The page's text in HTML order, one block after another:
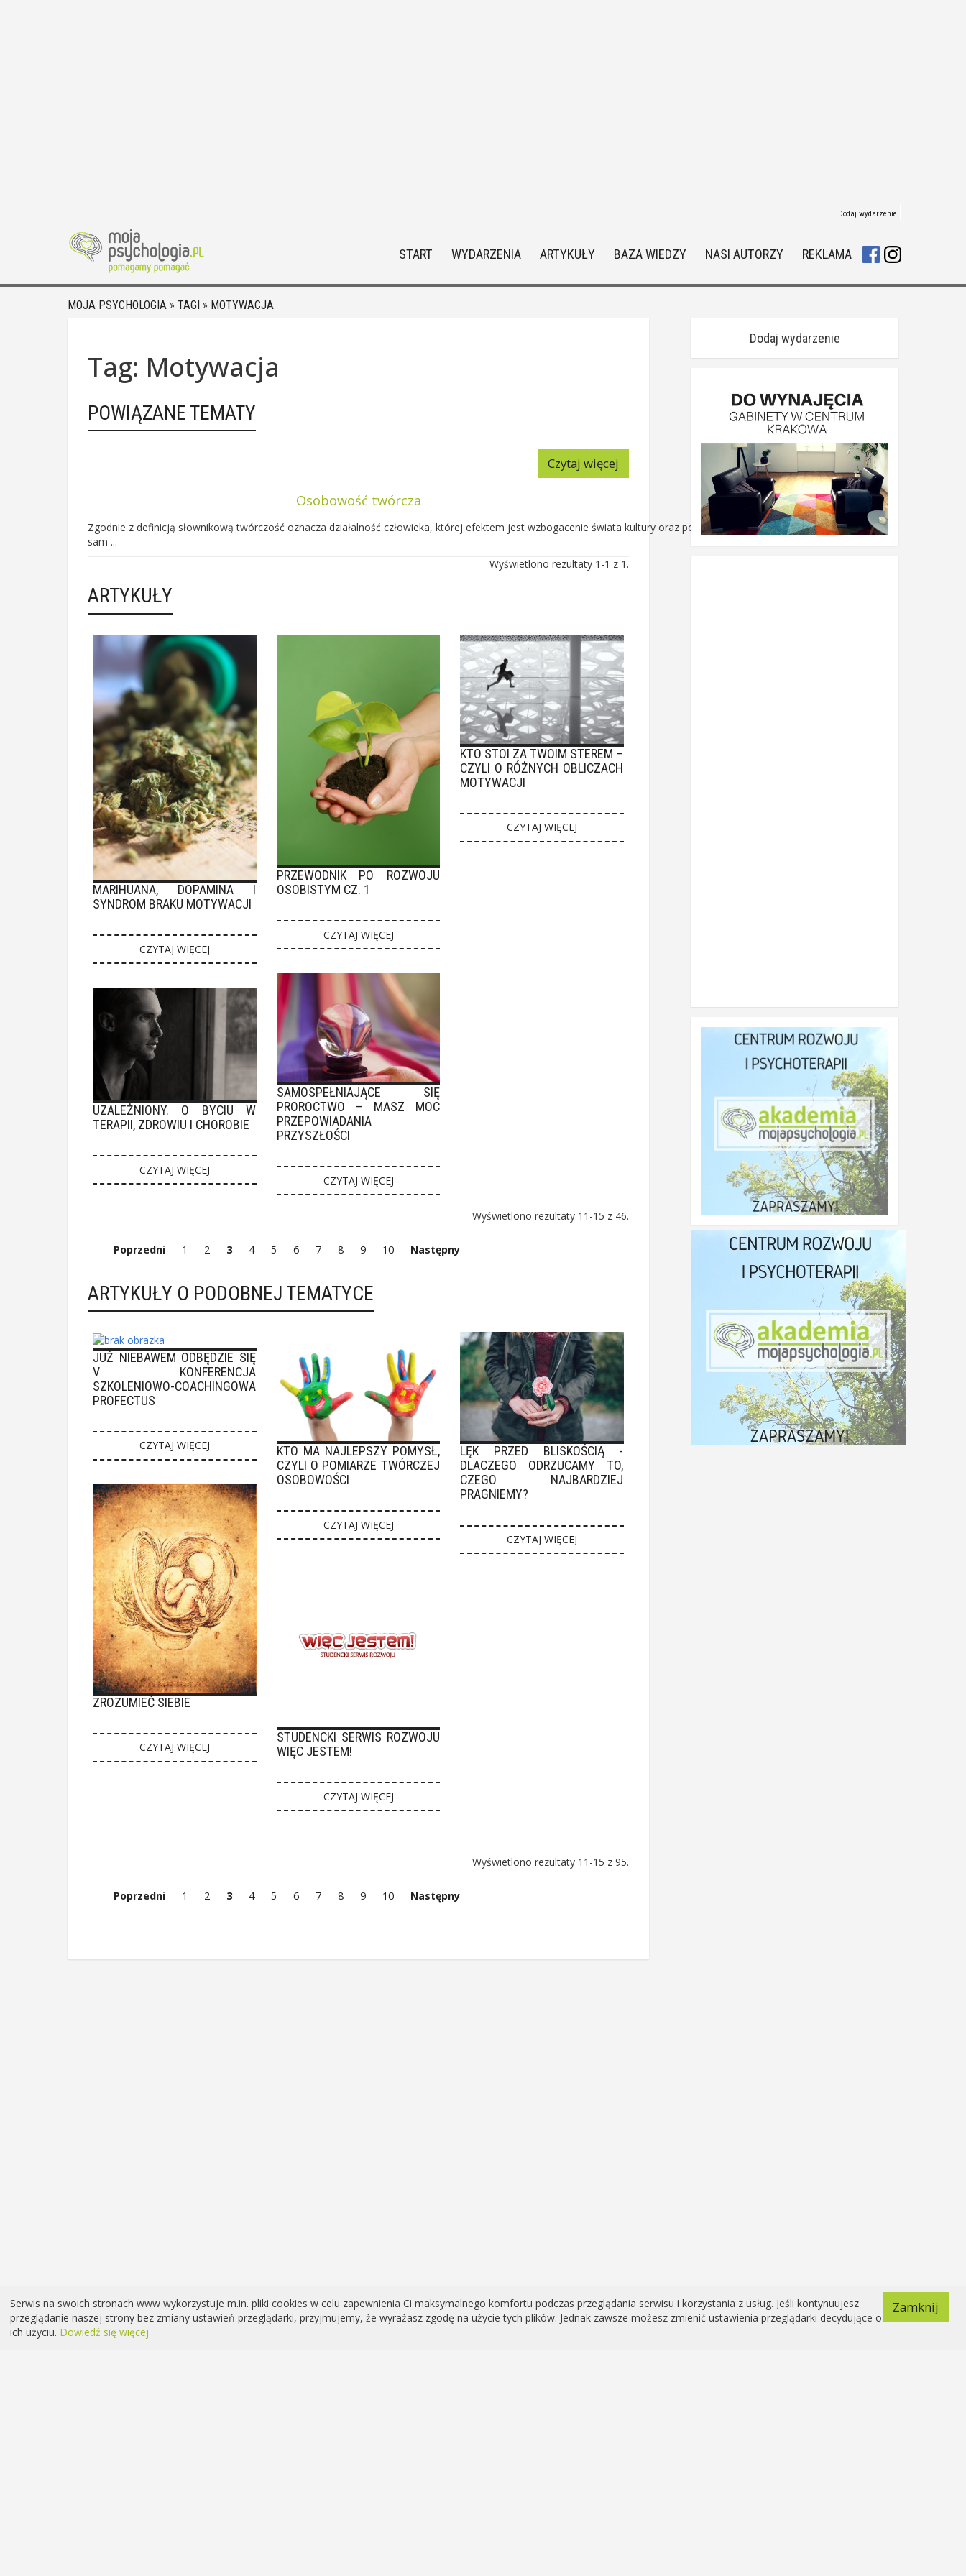
Dodaj wydarzenie
START WYDARZENIA ARTYKUŁY BAZA WIEDZY NASI AUTORZY REKLAMA
MOJA PSYCHOLOGIA » TAGI » MOTYWACJA
Tag: Motywacja
POWIĄZANE TEMATY
Czytaj więcej
Osobowość twórcza
Zgodnie z definicją słownikową twórczość oznacza działalność człowieka, której efektem jest wzbogacenie świata kultury oraz poznanie
sam ...
Wyświetlono rezultaty 1-1 z 1.
ARTYKUŁY
MARIHUANA, DOPAMINA I
SYNDROM BRAKU MOTYWACJI
CZYTAJ WIĘCEJ
UZALEŻNIONY. O BYCIU W
TERAPII, ZDROWIU I CHOROBIE
CZYTAJ WIĘCEJ
PRZEWODNIK PO ROZWOJU
OSOBISTYM CZ. 1
CZYTAJ WIĘCEJ
SAMOSPEŁNIAJĄCE SIĘ
PROROCTWO – MASZ MOC
PRZEPOWIADANIA
PRZYSZŁOŚCI
CZYTAJ WIĘCEJ
KTO STOI ZA TWOIM STEREM –
CZYLI O RÓŻNYCH OBLICZACH
MOTYWACJI
CZYTAJ WIĘCEJ
Wyświetlono rezultaty 11-15 z 46.
Poprzedni 1 2 3 4 5 6 7 8 9 10 Następny
ARTYKUŁY O PODOBNEJ TEMATYCE
JUŻ NIEBAWEM ODBĘDZIE SIĘ
V KONFERENCJA
SZKOLENIOWO-COACHINGOWA
PROFECTUS
CZYTAJ WIĘCEJ
ZROZUMIEĆ SIEBIE
CZYTAJ WIĘCEJ
KTO MA NAJLEPSZY POMYSŁ,
CZYLI O POMIARZE TWÓRCZEJ
OSOBOWOŚCI
CZYTAJ WIĘCEJ
STUDENCKI SERWIS ROZWOJU
WIĘC JESTEM!
CZYTAJ WIĘCEJ
LĘK PRZED BLISKOŚCIĄ -
DLACZEGO ODRZUCAMY TO,
CZEGO NAJBARDZIEJ
PRAGNIEMY?
CZYTAJ WIĘCEJ
Wyświetlono rezultaty 11-15 z 95.
Poprzedni 1 2 3 4 5 6 7 8 9 10 Następny
Dodaj wydarzenie
Serwis na swoich stronach www wykorzystuje m.in. pliki cookies w celu zapewnienia Ci maksymalnego komfortu podczas przeglądania serwisu i korzystania z usług. Jeśli kontynuujesz
przeglądanie naszej strony bez zmiany ustawień przeglądarki, przyjmujemy, że wyrażasz zgodę na użycie tych plików. Jednak zawsze możesz zmienić ustawienia przeglądarki decydujące o
ich użyciu. Dowiedź się więcej
Zamknij